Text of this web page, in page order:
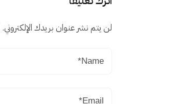
لن يتم نشر عنوان بريدك الإلكتروني.